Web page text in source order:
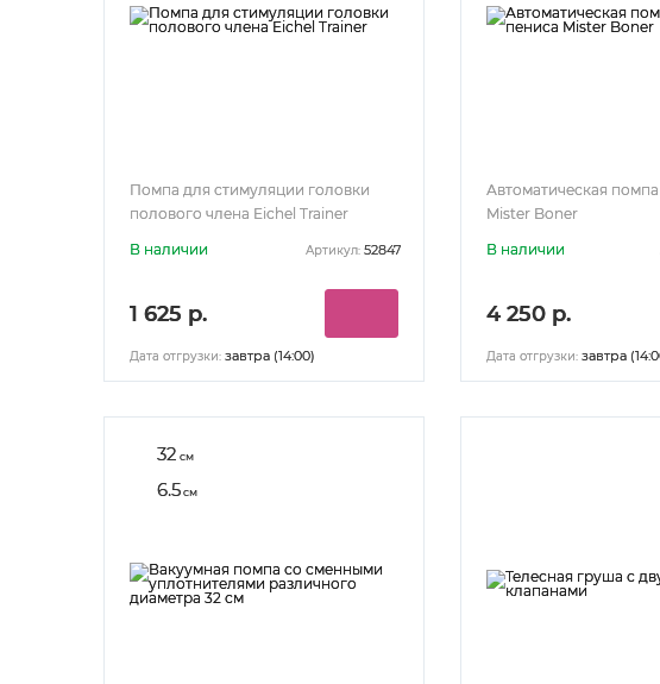
Помпа для стимуляции головки
полового члена Eichel Trainer
В наличии
Артикул: 52847
1 625 р.
Дата отгрузки: завтра (14:00)
Автоматическая
Mister Boner
В наличии
4 250 р.
Дата отгрузки: завтра
32 см
6.5см